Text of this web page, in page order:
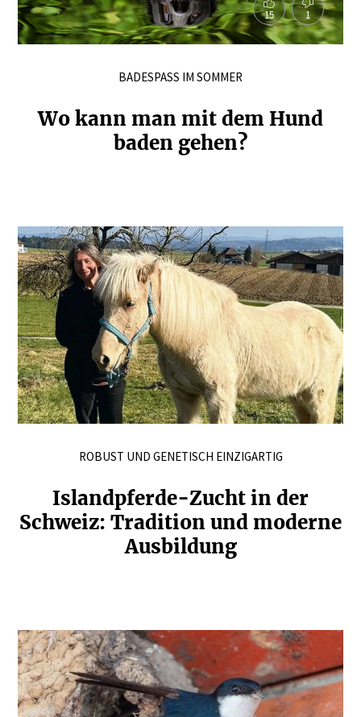
15 1
BADESPASS IM SOMMER
Wo kann man mit dem Hund
baden gehen?
ROBUST UND GENETISCH EINZIGARTIG
Island­pferde-Zucht in der
Schweiz: Tradition und moderne
Ausbildung